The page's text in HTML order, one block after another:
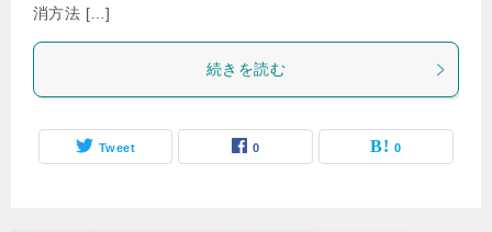
消方法 […]
続きを読む
Tweet 0 0